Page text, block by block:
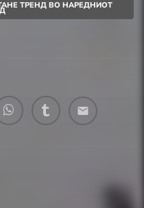
ТРЕНД ВО НАРЕДНИОТ
email